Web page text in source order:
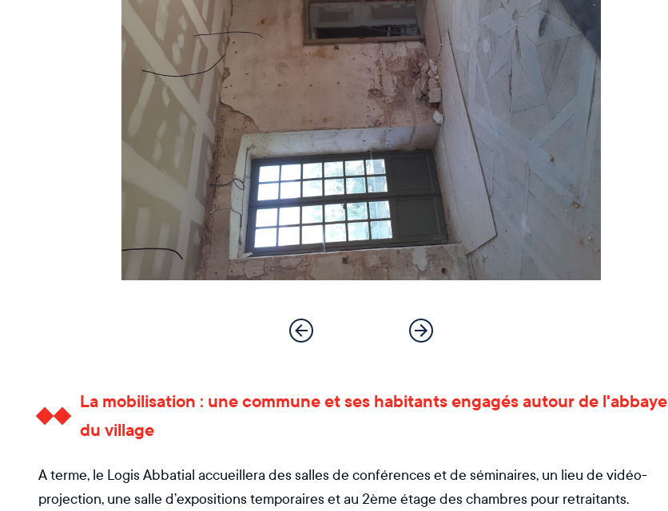
La mobilisation : une commune et ses habitants engagés autour de l'abbaye
du village
A terme, le Logis Abbatial accueillera des salles de conférences et de séminaires, un lieu de vidéo-
projection, une salle d’expositions temporaires et au 2ème étage des chambres pour retraitants.